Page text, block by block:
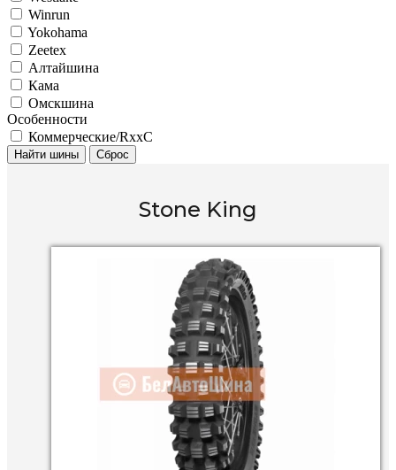
Winrun
Yokohama
Zeetex
Алтайшина
Кама
Омскшина
Особенности
Коммерческие/RxxC
Найти шины Сброс
Stone King